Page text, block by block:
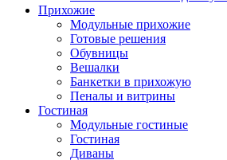
Прихожие
Модульные прихожие
Готовые решения
Обувницы
Вешалки
Банкетки в прихожую
Пеналы и витрины
Гостиная
Модульные гостиные
Гостиная
Диваны